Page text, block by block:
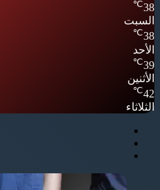
38
℃
السبت
38
℃
الأحد
39
℃
الأثنين
42
℃
الثلاثاء